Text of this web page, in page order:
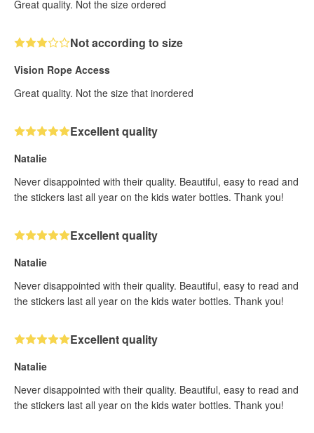
Great quality. Not the size ordered
Not according to size
Vision Rope Access
Great quality. Not the size that inordered
Excellent quality
Natalie
Never disappointed with their quality. Beautiful, easy to read and
the stickers last all year on the kids water bottles. Thank you!
Excellent quality
Natalie
Never disappointed with their quality. Beautiful, easy to read and
the stickers last all year on the kids water bottles. Thank you!
Excellent quality
Natalie
Never disappointed with their quality. Beautiful, easy to read and
the stickers last all year on the kids water bottles. Thank you!